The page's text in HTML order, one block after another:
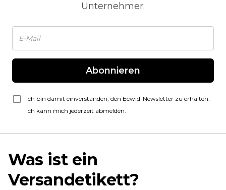
Unternehmer.
Abonnieren
Ich bin damit einverstanden, den Ecwid-Newsletter zu erhalten.
Ich kann mich jederzeit abmelden.
Was ist ein
Versandetikett?